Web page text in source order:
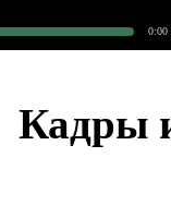
0:00
Кадры